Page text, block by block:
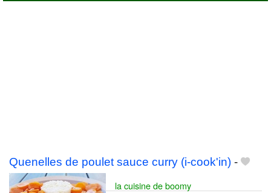
Quenelles de poulet sauce curry (i-cook'in) -
la cuisine de boomy